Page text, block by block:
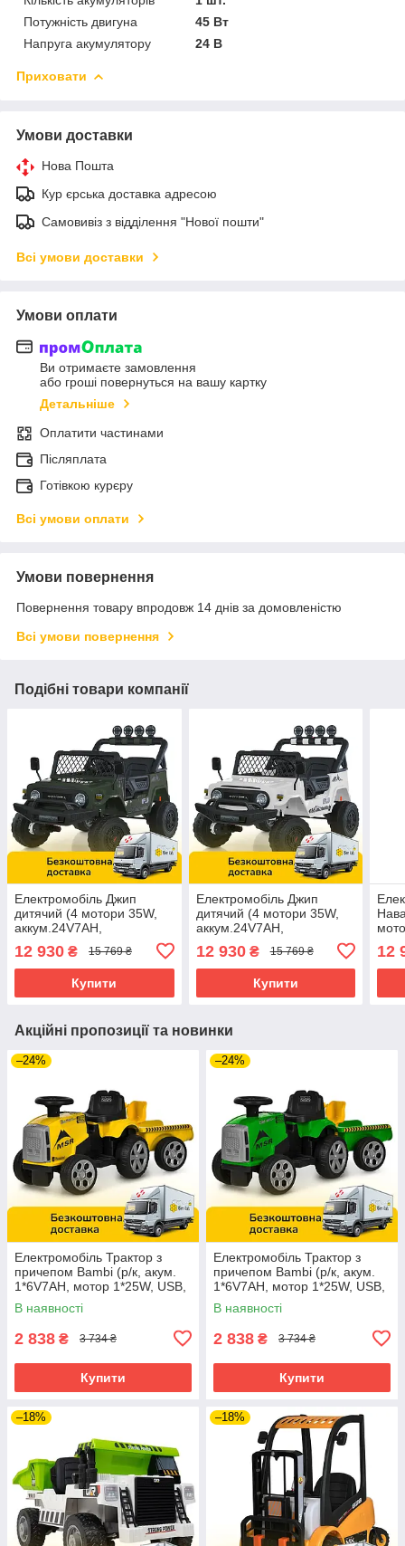
Потужність двигуна
45 Вт
Напруга акумулятору
24 В
Приховати
Умови доставки
Нова Пошта
Кур єрська доставка адресою
Самовивіз з відділення "Нової пошти"
Всі умови доставки
Умови оплати
Ви отримаєте замовлення
або гроші повернуться на вашу картку
Детальніше
Оплатити частинами
Післяплата
Готівкою курєру
Всі умови оплати
Умови повернення
Повернення товару впродовж 14 днів за домовленістю
Всі умови повернення
Подібні товари компанії
Електромобіль Джип
дитячий (4 мотори 35W,
аккум.24V7AH,
підсвічування, пульт 2,4G)
Bambi 2566AEBLR-5(24V)
Зелений
12 930 ₴ 15 769 ₴
Купити
Електромобіль Джип
дитячий (4 мотори 35W,
аккум.24V7AH,
підсвічування, пульт 2,4G)
Bambi 2566AEBLR-1(24V)
Білий
12 930₴ 15 769 ₴
Купити
12
Акційні пропозиції та новинки
–24%
Електромобіль Трактор з
причепом Bambi (р/к, акум.
1*6V7AH, мотор 1*25W, USB,
BLUETOOTH, MP3) M
6346ER-6 Жовтий
В наявності
2 838 ₴ 3 734 ₴
Купити
–24%
Електромобіль Трактор з
причепом Bambi (р/к, акум.
1*6V7AH, мотор 1*25W, USB,
BLUETOOTH, MP3) M
6346ER-5 Зелений
В наявності
2 838 ₴ 3 734 ₴
Купити
–18% –18%